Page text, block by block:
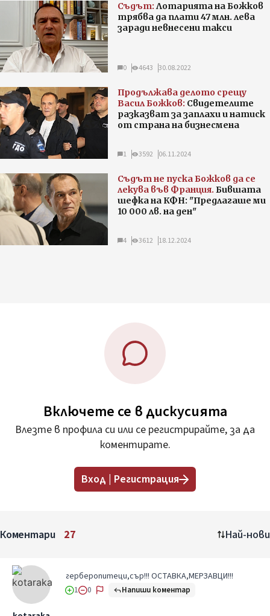
Съдът:Лотарията на Божков
трябва да плати 47 млн. лева
заради невнесени такси
0 4643 30.08.2022
Продължава делото срещу
Васил Божков: Свидетелите
разказват за заплахи и натиск
от страна на бизнесмена
1 3592 06.11.2024
Съдът не пуска Божков да се
лекува във Франция. Бившата
шефка на КФН: "Предлагаше ми
10 000 лв. на ден"
4 3612 18.12.2024
Включете се в дискусията
Влезте в профила си или се регистрирайте, за да
коментирате.
Вход | Регистрация
Коментари 27 Най-нови
герберопитеци,сър!!! ОСТАВКА,МЕРЗАВЦИ!!!
1 0 Напиши коментар